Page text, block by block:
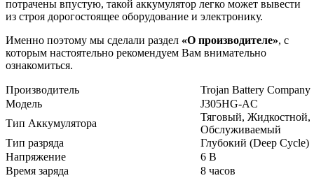
потрачены впустую, такой аккумулятор легко может вывести
из строя дорогостоящее оборудование и электронику.
Именно поэтому мы сделали раздел «О производителе», с
которым настоятельно рекомендуем Вам внимательно
ознакомиться.
Производитель
Trojan Battery Company
Модель
J305HG-AC
Тип Аккумулятора
Тяговый, Жидкостной,
Обслуживаемый
Тип разряда
Глубокий (Deep Cycle)
Напряжение
6 В
Время заряда
8 часов